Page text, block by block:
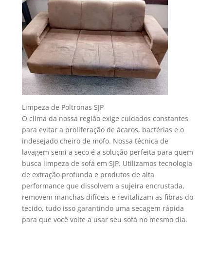
Limpeza de Poltronas SJP
O clima da nossa região exige cuidados constantes
para evitar a proliferação de ácaros, bactérias e o
indesejado cheiro de mofo. Nossa técnica de
lavagem semi a seco é a solução perfeita para quem
busca limpeza de sofá em SJP. Utilizamos tecnologia
de extração profunda e produtos de alta
performance que dissolvem a sujeira encrustada,
removem manchas difíceis e revitalizam as fibras do
tecido, tudo isso garantindo uma secagem rápida
para que você volte a usar seu sofá no mesmo dia.